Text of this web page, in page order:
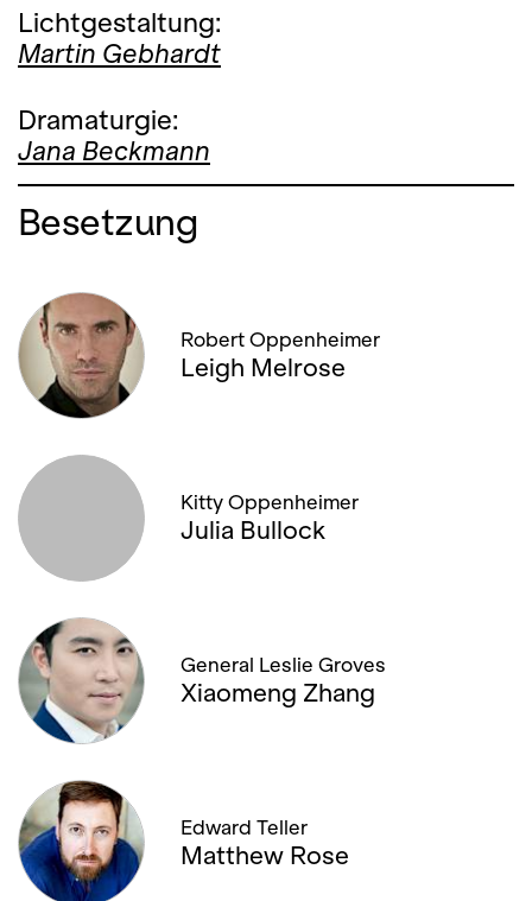
Lichtgestaltung:
Martin Gebhardt
Dramaturgie:
Jana Beckmann
Besetzung
Robert Oppenheimer
Leigh Melrose
Kitty Oppenheimer
Julia Bullock
General Leslie Groves
Xiaomeng Zhang
Edward Teller
Matthew Rose